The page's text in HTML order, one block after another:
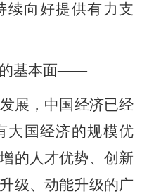
续向好提供有力支
的基本面——
展，中国经济已经
大国经济的规模优
的人才优势、创新
级、动能升级的广